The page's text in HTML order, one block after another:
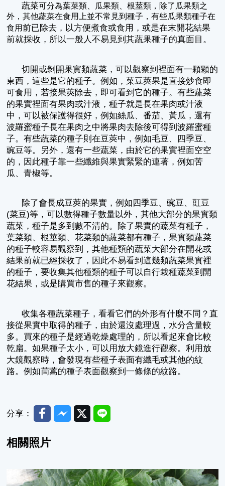
蔬菜可分為葉菜類、瓜果類、根莖類，除了瓜果類之
外，其他蔬菜在食用上並不常見到種子，有些瓜果類種子在
食用前已除去，以方便煮食或食用，或是在末開花結果
前就採收，所以一般人不易見到其蔬果種子的真面目。
切開或剝開果實類蔬菜，可以觀察到裡面有一顆顆的
東西，這些是它的種子。例如，菜豆莢果是直接炒食即
可食用，若接果莢除去，即可看到它的種子。有些蔬菜
的果實裡面有果肉或汁液，種子就是長在果肉或汁液
中，可以被保護得很好，例如絲瓜、番茄、黃瓜，還有
波羅蜜種子長在果肉之中將果肉去除後可得到波羅蜜種
子。有些蔬菜的種子則在豆莢中，例如毛豆、四季豆、
豌豆等。另外，還有一些蔬菜，由於它的果實裡面空空
的，因此種子靠一些纖維與果實緊緊的連著，例如苦
瓜、青椒等。
除了會長成豆莢的果實，例如四季豆、豌豆、豇豆
(菜豆)等，可以數得種子數量以外，其他大部分的果實類
蔬菜，種子是多到數不清的。除了果實的蔬菜有種子，
葉菜類、根莖類、花菜類的蔬菜都有種子，果實類蔬菜
的種子較容易觀察到，其他種類的蔬菜大部分在開花或
結果前就已經採收了，因此不易看到這幾類蔬菜果實裡
的種子，要收集其他種類的種子可以自行栽種蔬菜到開
花結果，或是購買市售的種子來觀察。
收集各種蔬菜種子，看看它們的外形有什麼不同？直
接從果實中取得的種子，由於還沒處理過，水分含量較
多。買來的種子是經過乾燥處理的，所以看起來會比較
乾扁。如果種子太小，可以用放大鏡進行觀察。利用放
大鏡觀察時，會發現有些種子表面有纖毛或其他的紋
路。例如茼蒿的種子表面觀察到一條條的紋路。
分享： FacebookMessenger
TwitterLine
相關照片